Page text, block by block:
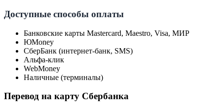
Доступные способы оплаты
Банковские карты Mastercard, Maestro, Visa, МИР
ЮMoney
СберБанк (интернет-банк, SMS)
Альфа-клик
WebMoney
Наличные (терминалы)
Перевод на карту Сбербанка